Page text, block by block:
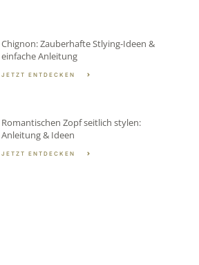
Chignon: Zauberhafte Stlying-Ideen &
einfache Anleitung
JETZT ENTDECKEN
Romantischen Zopf seitlich stylen:
Anleitung & Ideen
JETZT ENTDECKEN